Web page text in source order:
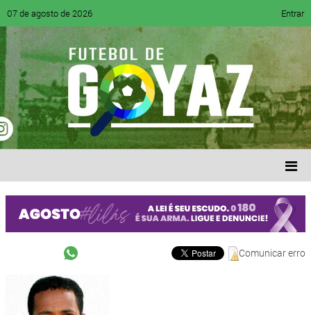
07 de agosto de 2026 Entrar
Comunicar erro